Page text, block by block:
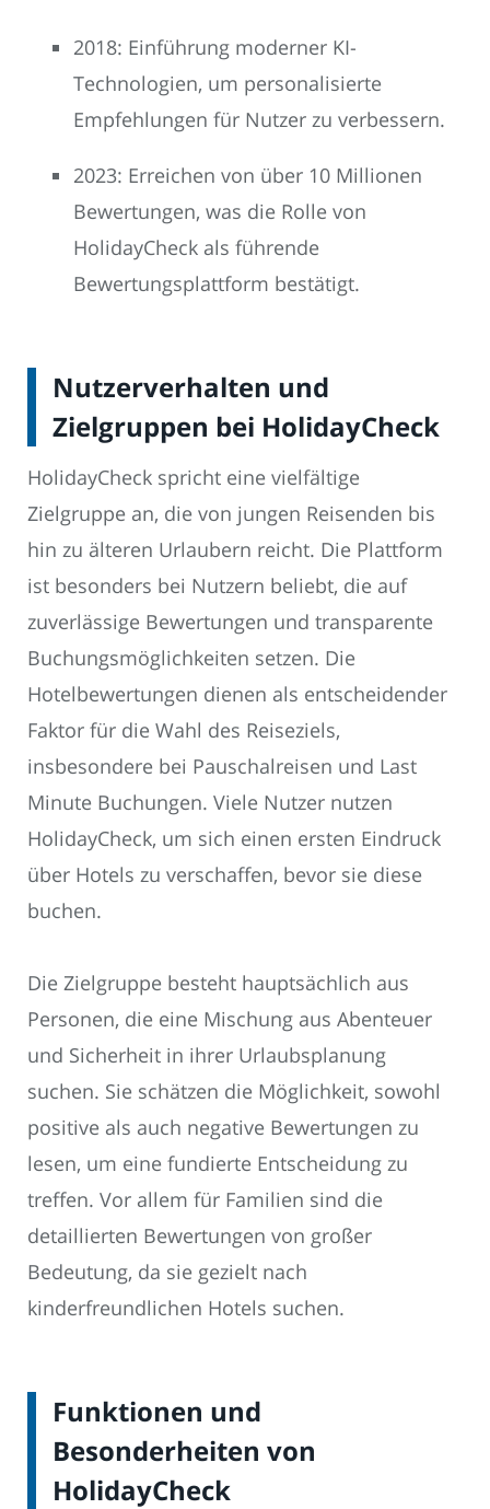
2018: Einführung moderner KI-
Technologien, um personalisierte
Empfehlungen für Nutzer zu verbessern.
2023: Erreichen von über 10 Millionen
Bewertungen, was die Rolle von
HolidayCheck als führende
Bewertungsplattform bestätigt.
Nutzerverhalten und
Zielgruppen bei HolidayCheck
HolidayCheck spricht eine vielfältige
Zielgruppe an, die von jungen Reisenden bis
hin zu älteren Urlaubern reicht. Die Plattform
ist besonders bei Nutzern beliebt, die auf
zuverlässige Bewertungen und transparente
Buchungsmöglichkeiten setzen. Die
Hotelbewertungen dienen als entscheidender
Faktor für die Wahl des Reiseziels,
insbesondere bei Pauschalreisen und Last
Minute Buchungen. Viele Nutzer nutzen
HolidayCheck, um sich einen ersten Eindruck
über Hotels zu verschaffen, bevor sie diese
buchen.
Die Zielgruppe besteht hauptsächlich aus
Personen, die eine Mischung aus Abenteuer
und Sicherheit in ihrer Urlaubsplanung
suchen. Sie schätzen die Möglichkeit, sowohl
positive als auch negative Bewertungen zu
lesen, um eine fundierte Entscheidung zu
treffen. Vor allem für Familien sind die
detaillierten Bewertungen von großer
Bedeutung, da sie gezielt nach
kinderfreundlichen Hotels suchen.
Funktionen und
Besonderheiten von
HolidayCheck